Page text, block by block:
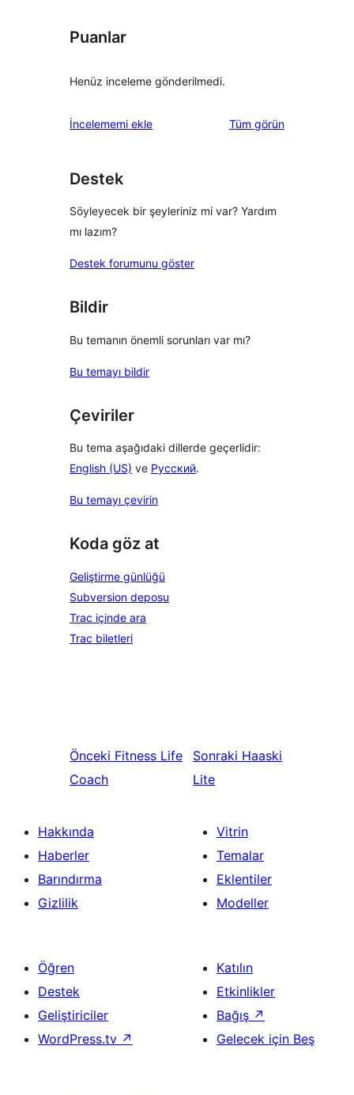
Puanlar
Henüz inceleme gönderilmedi.
İncelememi ekle Tüm değerlendirmeleri
görün
Destek
Söyleyecek bir şeyleriniz mi var? Yardım
mı lazım?
Destek forumunu göster
Bildir
Bu temanın önemli sorunları var mı?
Bu temayı bildir
Çeviriler
Bu tema aşağıdaki dillerde geçerlidir:
English (US) ve Русский.
Bu temayı çevirin
Koda göz at
Geliştirme günlüğü
Subversion deposu
Trac içinde ara
Trac biletleri
Önceki Fitness Life
Coach
Sonraki Haaski
Lite
Hakkında
Haberler
Barındırma
Gizlilik
Vitrin
Temalar
Eklentiler
Modeller
Öğren
Destek
Geliştiriciler
WordPress.tv ↗
Katılın
Etkinlikler
Bağış ↗
Gelecek için Beş